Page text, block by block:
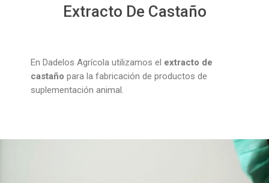
Extracto De Castaño
En Dadelos Agrícola utilizamos el extracto de
castaño para la fabricación de productos de
suplementación animal.